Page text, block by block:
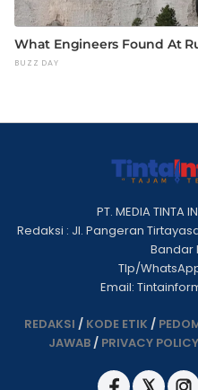
PT. MEDIA TINTA
Redaksi : Jl. Pangeran
Bandar
Tlp/WhatsApp
Email:
REDAKSI / KODE ETIK /
JAWAB/ PRIVACY POLICY